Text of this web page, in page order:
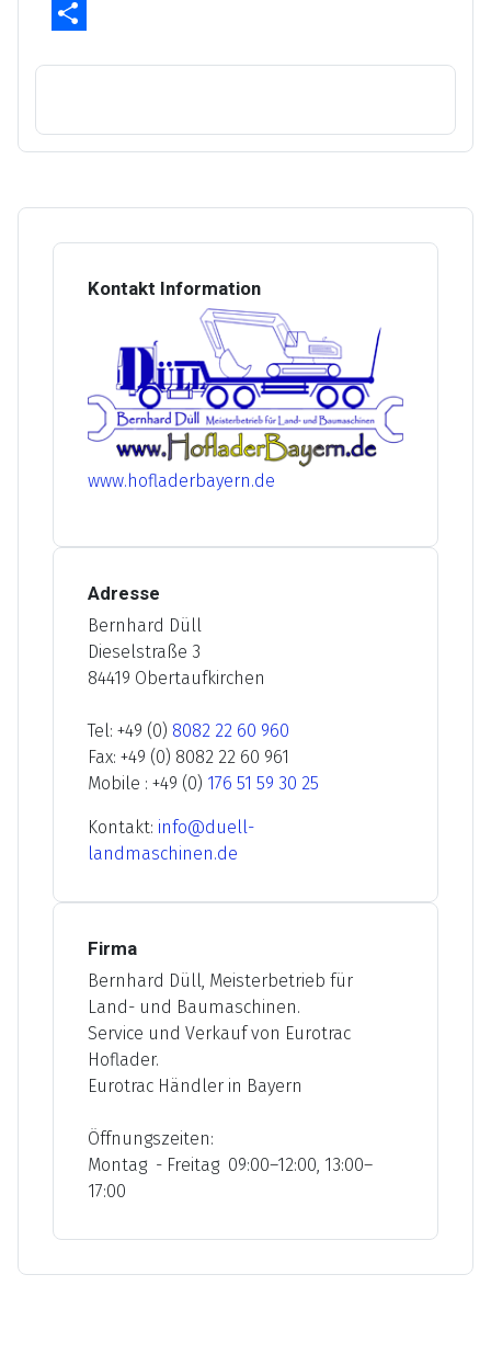
Email
Kontakt Information
www.hofladerbayern.de
Adresse
Bernhard Düll
Dieselstraße 3
84419 Obertaufkirchen
Tel: +49 (0) 8082 22 60 960
Fax: +49 (0) 8082 22 60 961
Mobile : +49 (0) 176 51 59 30 25
Kontakt: info@duell-
landmaschinen.de
Firma
Bernhard Düll, Meisterbetrieb für
Land- und Baumaschinen.
Service und Verkauf von Eurotrac
Hoflader.
Eurotrac Händler in Bayern
Öffnungszeiten:
Montag - Freitag 09:00–12:00, 13:00–
17:00